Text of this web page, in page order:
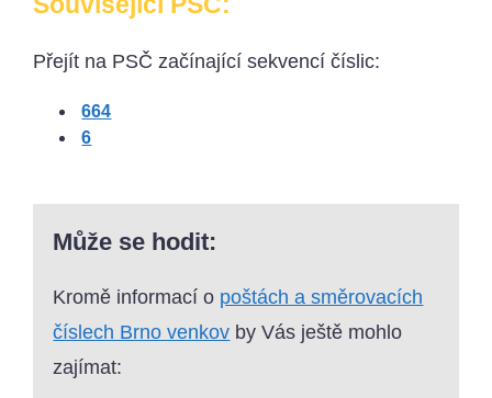
Přejít na PSČ začínající sekvencí číslic:
664
6
Může se hodit:
Kromě informací o poštách a směrovacích
číslech Brno venkov by Vás ještě mohlo
zajímat: